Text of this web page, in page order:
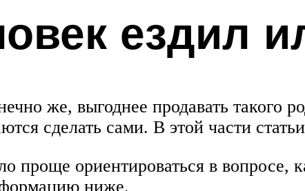
ездил
же, выгоднее продавать
сделать сами. В этой части
проще ориентироваться в
ниже.